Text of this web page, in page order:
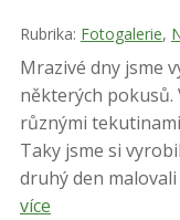
Rubrika: Fotogalerie,
Mrazivé dny jsme
některých pokusů.
různými
Taky jsme si
druhý den
více